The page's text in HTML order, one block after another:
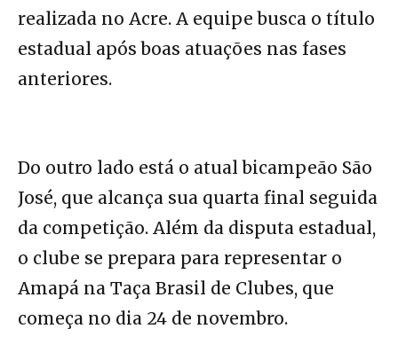
realizada no Acre. A equipe busca o título
estadual após boas atuações nas fases
anteriores.
Do outro lado está o atual bicampeão São
José, que alcança sua quarta final seguida
da competição. Além da disputa estadual,
o clube se prepara para representar o
Amapá na Taça Brasil de Clubes, que
começa no dia 24 de novembro.